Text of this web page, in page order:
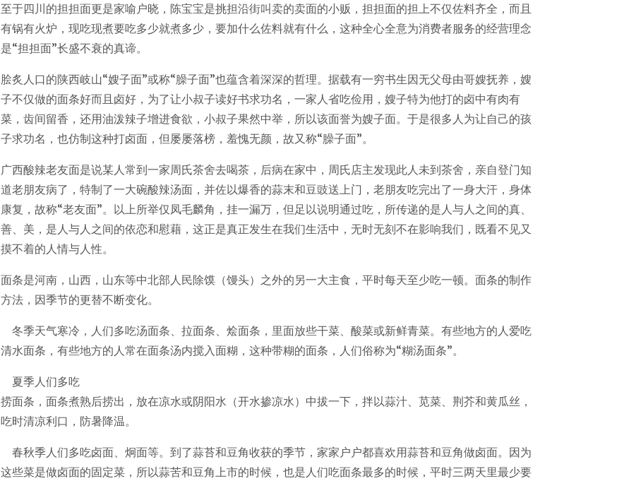
至于四川的担担面更是家喻户晓，陈宝宝是挑担沿街叫卖的卖面的小贩，担担面的担上不仅佐料齐全，而且
有锅有火炉，现吃现煮要吃多少就煮多少，要加什么佐料就有什么，这种全心全意为消费者服务的经营理念
是“担担面”长盛不衰的真谛。
脍炙人口的陕西岐山“嫂子面”或称“臊子面”也蕴含着深深的哲理。据载有一穷书生因无父母由哥嫂抚养，嫂
子不仅做的面条好而且卤好，为了让小叔子读好书求功名，一家人省吃俭用，嫂子特为他打的卤中有肉有
菜，齿间留香，还用油泼辣子增进食欲，小叔子果然中举，所以该面誉为嫂子面。于是很多人为让自己的孩
子求功名，也仿制这种打卤面，但屡屡落榜，羞愧无颜，故又称“臊子面”。
广西酸辣老友面是说某人常到一家周氏茶舍去喝茶，后病在家中，周氏店主发现此人未到茶舍，亲自登门知
道老朋友病了，特制了一大碗酸辣汤面，并佐以爆香的蒜末和豆豉送上门，老朋友吃完出了一身大汗，身体
康复，故称“老友面”。以上所举仅凤毛麟角，挂一漏万，但足以说明通过吃，所传递的是人与人之间的真、
善、美，是人与人之间的依恋和慰藉，这正是真正发生在我们生活中，无时无刻不在影响我们，既看不见又
摸不着的人情与人性。
面条是河南，山西，山东等中北部人民除馍（馒头）之外的另一大主食，平时每天至少吃一顿。面条的制作
方法，因季节的更替不断变化。
冬季天气寒冷，人们多吃汤面条、拉面条、烩面条，里面放些干菜、酸菜或新鲜青菜。有些地方的人爱吃
清水面条，有些地方的人常在面条汤内搅入面糊，这种带糊的面条，人们俗称为“糊汤面条”。
夏季人们多吃
捞面条，面条煮熟后捞出，放在凉水或阴阳水（开水掺凉水）中拔一下，拌以蒜汁、苋菜、荆芥和黄瓜丝，
吃时清凉利口，防暑降温。
春秋季人们多吃卤面、炯面等。到了蒜苔和豆角收获的季节，家家户户都喜欢用蒜苔和豆角做卤面。因为
这些菜是做卤面的固定菜，所以蒜苦和豆角上市的时候，也是人们吃面条最多的时候，平时三两天里最少要